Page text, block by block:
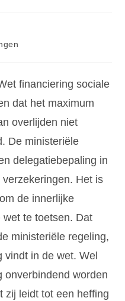
financiering sociale
dat het maximum
overlijden niet
De ministeriële
delegatiebepaling in
Het is
de innerlijke
te toetsen. Dat
ministeriële regeling,
in de wet. Wel
onverbindend worden
zij leidt tot een heffing